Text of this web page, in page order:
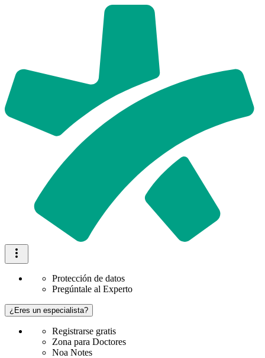
Protección de datos
Pregúntale al Experto
¿Eres un especialista?
Registrarse gratis
Zona para Doctores
Noa Notes